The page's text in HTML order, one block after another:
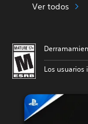
Ver todos
Los usuarios